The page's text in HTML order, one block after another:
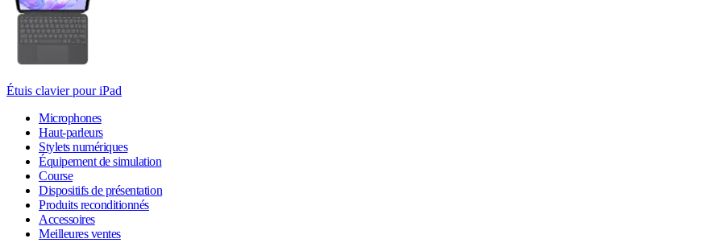
Étuis clavier pour iPad
Microphones
Haut-parleurs
Stylets numériques
Équipement de simulation
Course
Dispositifs de présentation
Produits reconditionnés
Accessoires
Meilleures ventes